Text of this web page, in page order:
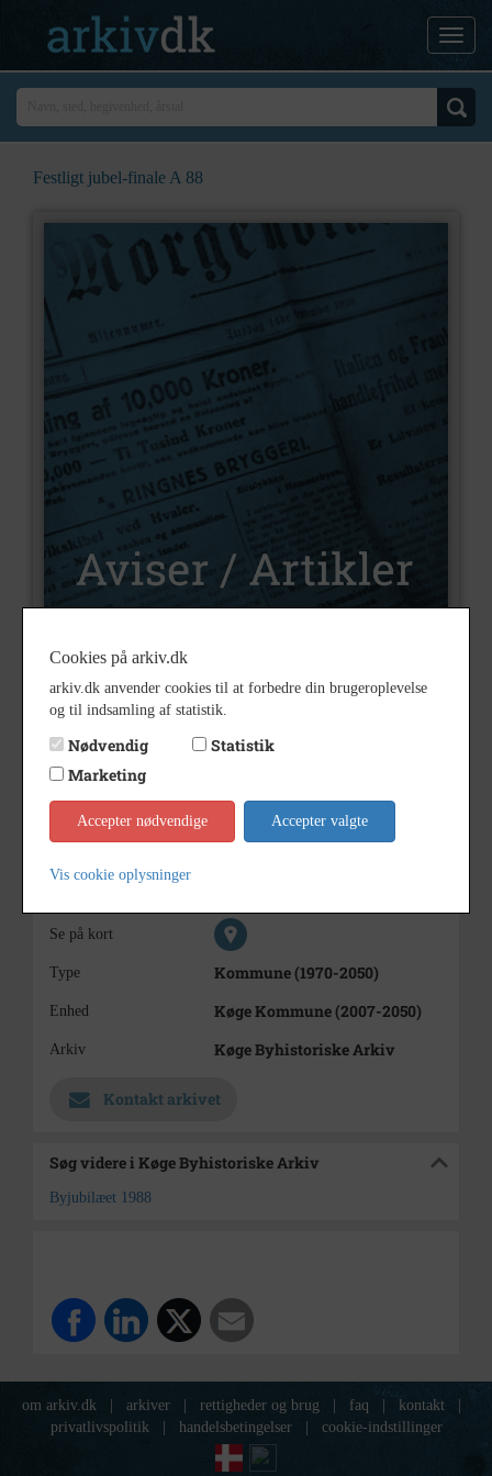
Festligt jubel-finale A 88
Nummer U14247
Type Aviser og artikler
Nej
Årstal 1988
Dateringsnote
11-07-1988
Se på kort
Type Kommune (1970-2050)
Enhed Køge Kommune (2007-2050)
Arkiv Køge Byhistoriske Arkiv
Kontakt arkivet
Søg videre i Køge Byhistoriske Arkiv
Byjubilæet 1988
om arkiv.dk arkiver rettigheder og brug faq kontakt
privatlivspolitik
handelsbetingelser cookie-indstillinger
Cookies på arkiv.dk
arkiv.dk anvender cookies til at forbedre din brugeroplevelse
og til indsamling af statistik.
Nødvendig
Statistik
Marketing
Accepter nødvendige Accepter valgte
Vis cookie oplysninger